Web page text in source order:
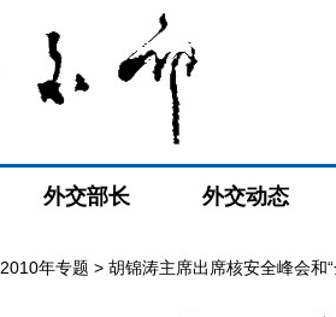
外交部长 外交动态
2010年专题 > 胡锦涛主席出席核安全峰会和